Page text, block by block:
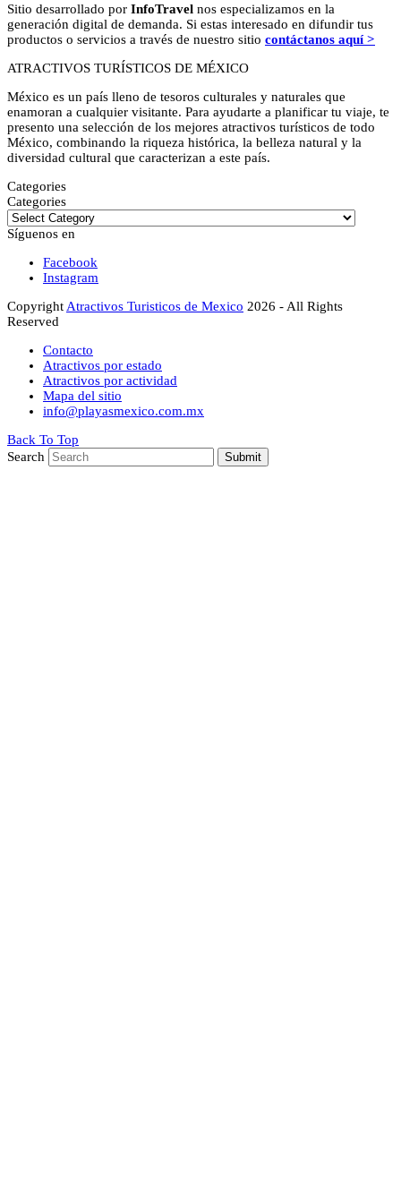
Sitio desarrollado por InfoTravel nos especializamos en la
generación digital de demanda. Si estas interesado en difundir tus
productos o servicios a través de nuestro sitio contáctanos aquí >
ATRACTIVOS TURÍSTICOS DE MÉXICO
México es un país lleno de tesoros culturales y naturales que
enamoran a cualquier visitante. Para ayudarte a planificar tu viaje, te
presento una selección de los mejores atractivos turísticos de todo
México, combinando la riqueza histórica, la belleza natural y la
diversidad cultural que caracterizan a este país.
Categories
Categories
Síguenos en
Facebook
Instagram
Copyright Atractivos Turisticos de Mexico 2026 - All Rights
Reserved
Contacto
Atractivos por estado
Atractivos por actividad
Mapa del sitio
info@playasmexico.com.mx
Back To Top
Search
Submit